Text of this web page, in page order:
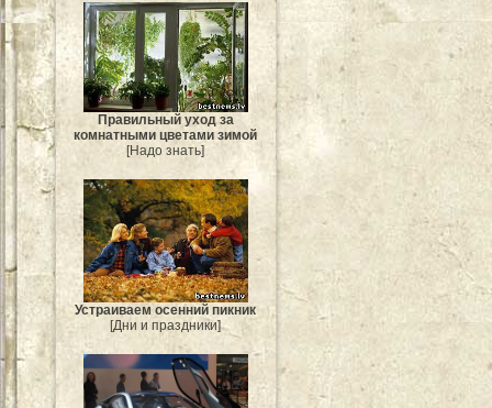
Правильный уход за
комнатными цветами зимой
[Надо знать]
Устраиваем осенний пикник
[Дни и праздники]